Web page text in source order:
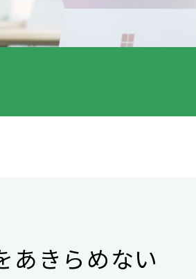
あきらめない